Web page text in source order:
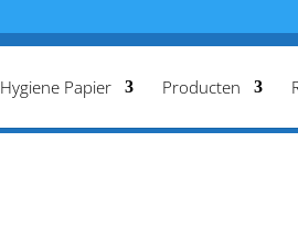
Hygiene Papier Producten